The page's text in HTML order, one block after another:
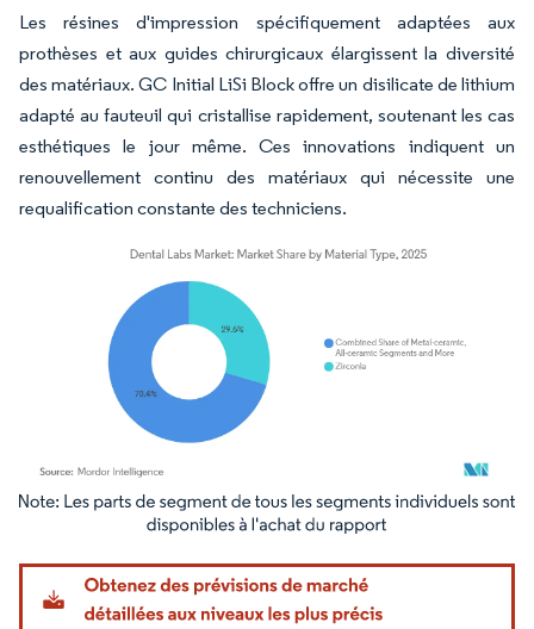
Les résines d'impression spécifiquement adaptées aux
prothèses et aux guides chirurgicaux élargissent la diversité
des matériaux. GC Initial LiSi Block offre un disilicate de lithium
adapté au fauteuil qui cristallise rapidement, soutenant les cas
esthétiques le jour même. Ces innovations indiquent un
renouvellement continu des matériaux qui nécessite une
requalification constante des techniciens.
Image © Mordor Intelligence. La réutilisation nécessite une attribution sous CC BY